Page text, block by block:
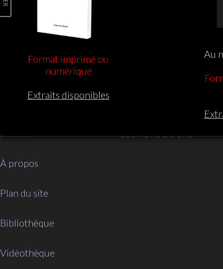
Format imprimé ou
numérique
Extraits disponibles
Au
SECTIONS DU SITE
Accueil
À propos
Plan du site
Bibliothèque
Vidéothèque